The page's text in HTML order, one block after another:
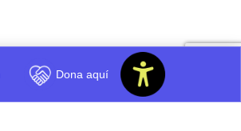
Dona aquí